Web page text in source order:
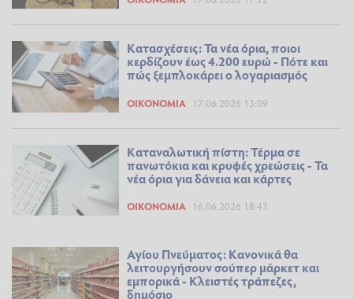
Κατασχέσεις: Τα νέα όρια, ποιοι
κερδίζουν έως 4.200 ευρώ - Πότε και
πώς ξεμπλοκάρει ο λογαριασμός
ΟΙΚΟΝΟΜΊΑ 17.06.2026 13:09
Καταναλωτική πίστη: Τέρμα σε
πανωτόκια και κρυφές χρεώσεις - Τα
νέα όρια για δάνεια και κάρτες
ΟΙΚΟΝΟΜΊΑ 16.06.2026 18:43
Αγίου Πνεύματος: Κανονικά θα
λειτουργήσουν σούπερ μάρκετ και
εμπορικά - Κλειστές τράπεζες,
δημόσιο